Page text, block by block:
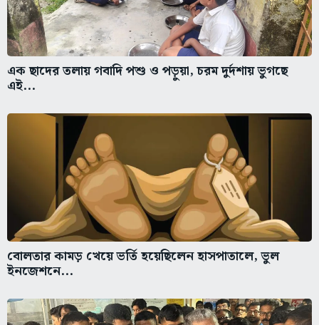
এক ছাদের তলায় গবাদি পশু ও পড়ুয়া, চরম দুর্দশায় ভুগছে
এই...
বোলতার কামড় খেয়ে ভর্তি হয়েছিলেন হাসপাতালে, ভুল
ইনজেশনে...